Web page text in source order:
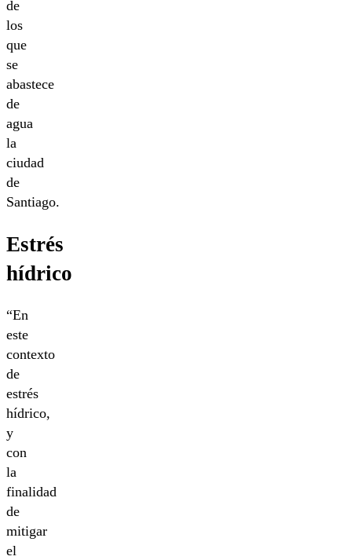
de
los
que
se
abastece
de
agua
la
ciudad
de
Santiago.
Estrés
hídrico
“En
este
contexto
de
estrés
hídrico,
y
con
la
finalidad
de
mitigar
el